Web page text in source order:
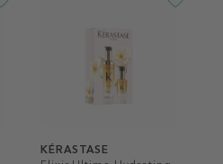
KÉRASTASE